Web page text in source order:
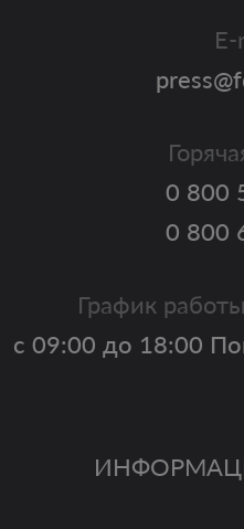
0 800
0 800
График
с 09:00 до 18:00